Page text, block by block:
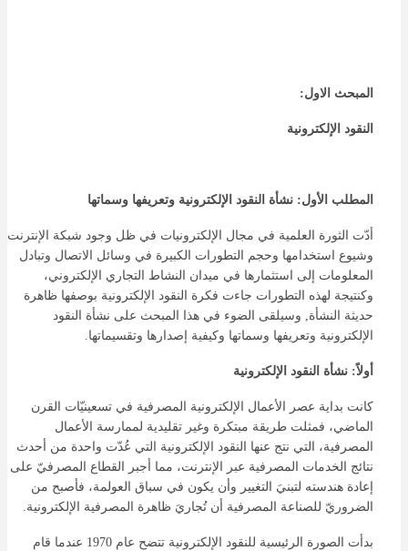
المبحث الاول:
النقود الإلكترونية
المطلب الأول: نشأة النقود الإلكترونية وتعريفها وسماتها
أدّت الثورة العلمية في مجال الإلكترونيات في ظل وجود شبكة الإنترنت
وشيوع استخدامها وحجم التطورات الكبيرة في وسائل الاتصال وتبادل
المعلومات إلى استثمارها في ميدان النشاط التجاري الإلكتروني،
وكنتيجة لهذه التطورات جاءت فكرة النقود الإلكترونية بوصفها ظاهرة
حديثة النشأة, وسيلقى الضوء في هذا المبحث على نشأة النقود
الإلكترونية وتعريفها وسماتها وكيفية إصدارها وتقسيماتها.
أولاً: نشأة النقود الإلكترونية
كانت بداية عصر الأعمال الإلكترونية المصرفية في تسعينيّات القرن
الماضي، فمثلت طريقة مبتكرة وغير تقليدية لممارسة الأعمال
المصرفية، التي نتج عنها النقود الإلكترونية التي عُدّت واحدة من أحدث
نتائج الخدمات المصرفية عبر الإنترنت، مما أجبر القطاع المصرفيّ على
إعادة هندسته لتبنيَ التغيير وأن يكون في سباق العولمة، فأصبح من
الضروريّ للصناعة المصرفية أن تُجاريَ ظاهرة المصرفية الإلكترونية.
بدأت الصورة الرئيسية للنقود الإلكترونية تتضح عام 1970 عندما قام